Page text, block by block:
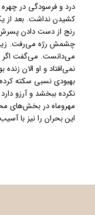
درد و فرسودگی در چهره
کشیدن نداشت. بعد از
رنج از دست دادن
چشمش رژه می‌رفت.
می‌دانست. می‌گفت اگر
نمی‌افتاد و او الان
بهبودی نسبی سکته
نکرده ببخشد و آرزو
مهروماه در بخش‌های
این بحران را نیز با